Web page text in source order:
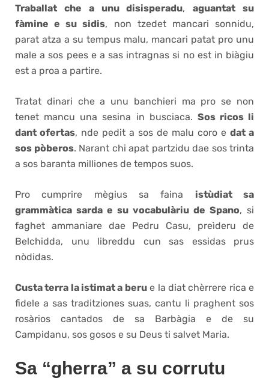
Traballat che a unu disisperadu,aguantat su
fàmine e su sidis, non tzedet mancari sonnidu,
parat atza a su tempus malu, mancari patat pro unu
male a sos pees e a sas intragnas si no est in biàgiu
est a proa a partire.
Tratat dinari che a unu banchieri ma pro se non
tenet mancu una sesina in busciaca. Sos ricos li
dant ofertas, nde pedit a sos de malu coro e dat a
sos pòberos. Narant chi apat partzidu dae sos trinta
a sos baranta milliones de tempos suos.
Pro cumprire mègius sa faina istùdiat sa
grammàtica sarda e su vocabulàriu de Spano, si
faghet ammaniare dae Pedru Casu, preìderu de
Belchidda, unu libreddu cun sas essidas prus
nòdidas.
Custa terra la istimat a berue la diat chèrrere rica e
fidele a sas traditziones suas, cantu li praghent sos
rosàrios cantados de sa Barbàgia e de su
Campidanu, sos gosos e su Deus ti salvet Maria.
Sa “gherra” a su corrutu